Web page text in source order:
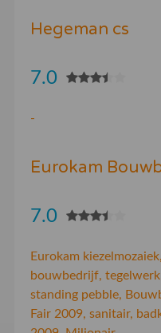
Hegeman cs
7.0
-
Eurokam
7.0
Eurokam
bouwbedrijf,
standing pebble,
Fair 2009, sanitair,